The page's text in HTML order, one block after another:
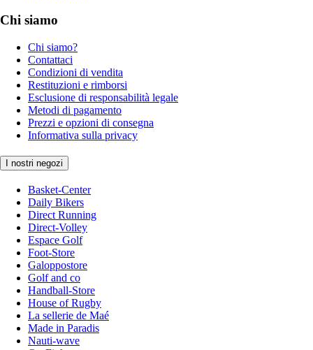
Chi siamo
Chi siamo?
Contattaci
Condizioni di vendita
Restituzioni e rimborsi
Esclusione di responsabilità legale
Metodi di pagamento
Prezzi e opzioni di consegna
Informativa sulla privacy
I nostri negozi
Basket-Center
Daily Bikers
Direct Running
Direct-Volley
Espace Golf
Foot-Store
Galoppostore
Golf and co
Handball-Store
House of Rugby
La sellerie de Maé
Made in Paradis
Nauti-wave